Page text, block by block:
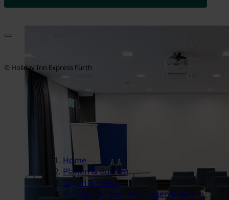
© Holiday Inn Express Fürth
Home
Planen & Buchen
Tagen & Feiern
Holiday Inn Express - Tagen & Feiern